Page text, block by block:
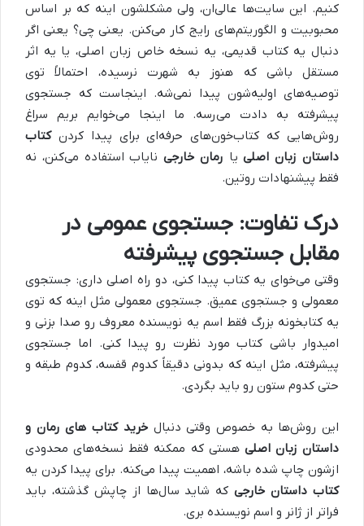
کنیم. این سایت‌ها عالی‌ان، ولی مشکلشون اینه که بر اساس
محبوبیت و الگوریتم‌های رایج کار می‌کنن. یعنی چی؟ یعنی اگر
دنبال یه کتاب قدیمی، یه نسخه خاص زبان اصلی، یا یه اثر
مستقل باشی که هنوز به شهرت نرسیده، احتمالاً توی
توصیه‌های اولیه‌شون پیدا نمی‌شه. اینجاست که جستجوی
پیشرفته به دادت می‌رسه. ما اینجا می‌خوایم بریم سراغ
روش‌هایی که کتاب‌خون‌های حرفه‌ای برای پیدا کردنکتاب
داستان زبان اصلییا رمان خارجینایاب استفاده می‌کنن، نه
فقط پیشنهادات روتین.
درک تفاوت: جستجوی عمومی در
مقابل جستجوی پیشرفته
وقتی می‌خوای یه کتاب پیدا کنی، دو راه اصلی داری: جستجوی
معمولی و جستجوی عمیق. جستجوی معمولی مثل اینه که توی
یه کتابخونه بزرگ فقط اسم یه نویسنده معروف رو صدا بزنی و
امیدوار باشی کتاب مورد نظرت رو پیدا کنی. اما جستجوی
پیشرفته، مثل اینه که بدونی دقیقاً کدوم قفسه، کدوم طبقه و
حتی کدوم ستون رو باید بگردی.
این روش‌ها به خصوص وقتی دنبالخرید کتاب‌ های رمان و
داستان زبان اصلی هستی که ممکنه فقط نسخه‌های محدودی
ازشون چاپ شده باشه، اهمیت پیدا می‌کنه. برای پیدا کردن یه
کتاب داستان خارجیکه شاید سال‌ها از چاپش گذشته، باید
فراتر از ژانر و اسم نویسنده بری.